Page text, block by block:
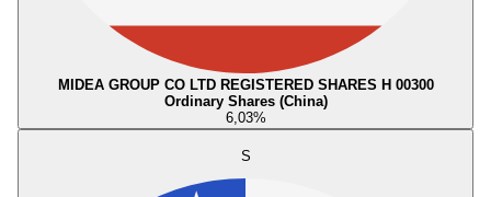
MIDEA GROUP CO LTD REGISTERED SHARES H 00300
Ordinary Shares (China)
6,03%
S